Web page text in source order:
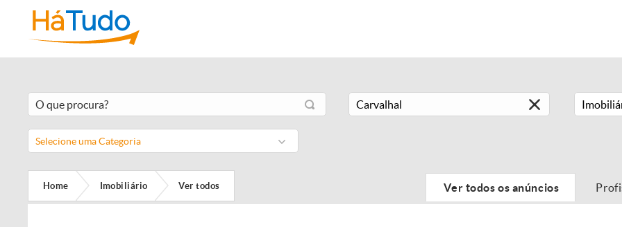
Selecione uma Categoria
Home Imobiliário Ver todos Ver todos os anúncios